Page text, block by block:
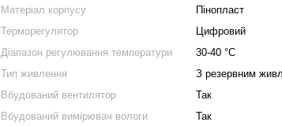
Матеріал корпусу
Пінопласт
Терморегулятор
Цифровий
Діапазон регулювання температури
30-40 °С
Тип живлення
З резервним
Вбудований вентилятор
Так
Вбудований вимірювач вологи
Так